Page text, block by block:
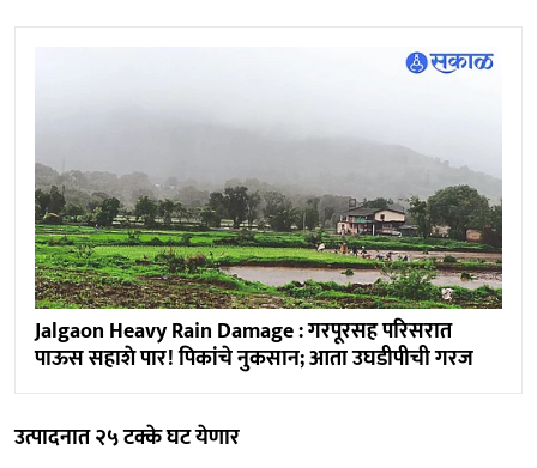
Jalgaon Heavy Rain Damage : गरपूरसह परिसरात
पाऊस सहाशे पार! पिकांचे नुकसान; आता उघडीपीची गरज
उत्पादनात २५ टक्के घट येणार